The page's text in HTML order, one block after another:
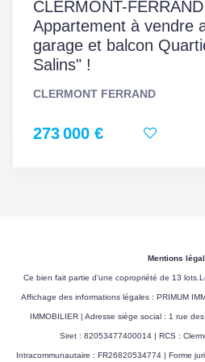
Commentaires
internet
Interphone
Digicode
Visiophone
Panneau Solaire
Gardien
CLERMONT-
Appartement à vendre
garage et balcon
Salins" !
CLERMONT FERRAND
273 000 €
Mentions
Ce bien fait partie d'une copropriété de 13
Affichage des informations légales : PRIMUM
IMMOBILIER | Adresse siège social : 1 rue
Siret : 82053477400014 | RCS :
Intracommunautaire : FR26820534774 | Forme